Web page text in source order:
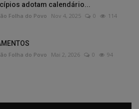
adotam calendário...
Folha do Povo Nov 4, 2025 0 114
Folha do Povo Mai 2, 2026 0 94